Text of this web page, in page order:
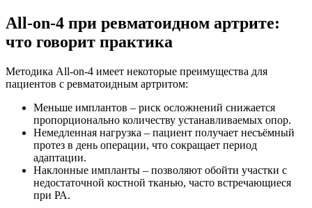
All-on-4 при ревматоидном артрите:
что говорит практика
Методика All-on-4 имеет некоторые преимущества для
пациентов с ревматоидным артритом:
Меньше имплантов – риск осложнений снижается
пропорционально количеству устанавливаемых опор.
Немедленная нагрузка – пациент получает несъёмный
протез в день операции, что сокращает период
адаптации.
Наклонные импланты – позволяют обойти участки с
недостаточной костной тканью, часто встречающиеся
при РА.